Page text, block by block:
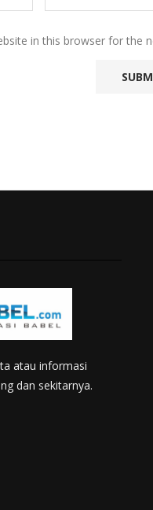
in this browser for the
atau informasi
dan sekitarnya.